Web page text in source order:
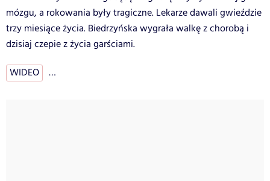
mózgu, a rokowania były tragiczne. Lekarze dawali gwieździe
trzy miesiące życia. Biedrzyńska wygrała walkę z chorobą i
dzisiaj czepie z życia garściami.
WIDEO …